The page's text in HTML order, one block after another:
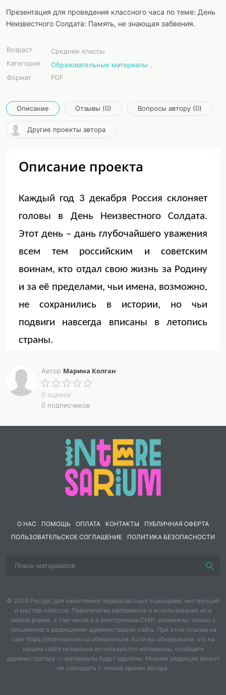
Презентация для проведения классного часа по теме: День
Неизвестного Солдата: Память, не знающая забвения.
Возраст
Средние классы
Категория
Образовательные материалы
Формат
PDF
Описание Отзывы (0) Вопросы автору (0)
Другие проекты автора
Описание проекта
Каждый год 3 декабря Россия склоняет
головы в День Неизвестного Солдата.
Этот день – дань глубочайшего уважения
всем тем российским и советским
воинам, кто отдал свою жизнь за Родину
и за её пределами, чьи имена, возможно,
не сохранились в истории, но чьи
подвиги навсегда вписаны в летопись
страны.
Истоки этого памятного дня – событие 3
декабря 1966 года. В этот день прах
безымянного героя был торжественно
километре Ленинградского шоссе и
обрел вечный покой у Кремлевской
стены в Александровском саду. Здесь, у
подножия истории, зажегся Вечный огонь
вечную память о тех, кто не вернулся с
Автор Марина Колган
0 оценок
0 подписчиков
О НАС ПОМОЩЬ ОПЛАТА КОНТАКТЫ
ПУБЛИЧНАЯ ОФЕРТА
ПОЛЬЗОВАТЕЛЬСКОЕ СОГЛАШЕНИЕ
ПОЛИТИКА БЕЗОПАСНОСТИ
© 2024 Ресурс для накопления первоклассных сценариев, инструкций
и мастер-классов. Перепечатка материалов и использование их в
любой форме, в том числе и в электронных СМИ, возможны только с
письменного разрешения администрации сайта. При этом ссылка на
сайт https://interesarium.ru/ обязательна. Если вы обнаружили, что на
нашем сайте незаконно используются материалы, сообщите
администратору — материалы будут удалены. Мнение редакции может
не совпадать с точкой зрения автора.